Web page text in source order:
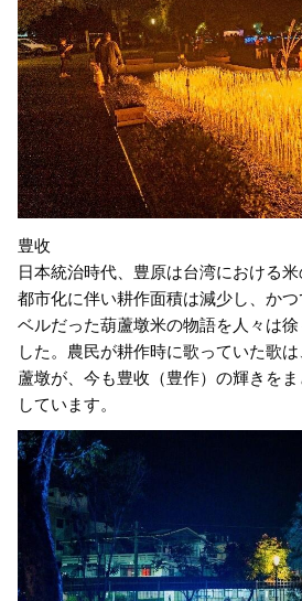
豊收
日本統治時代、豊原は台湾における米
都市化に伴い耕作面積は減少し、か
ベルだった葫蘆墩米の物語を人々は
した。農民が耕作時に歌っていた歌
蘆墩が、今も豊收（豊作）の輝きを
しています。